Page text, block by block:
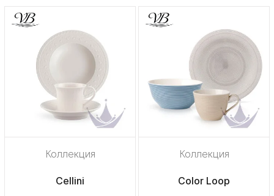
Коллекция
Cellini
Коллекция
Color Loop